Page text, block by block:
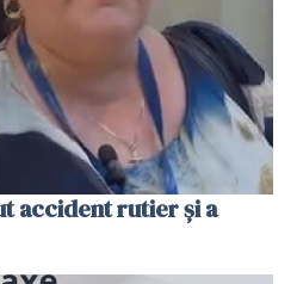
accident rutier și a